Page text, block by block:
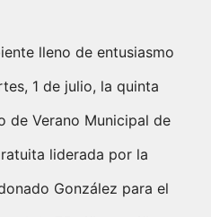
lleno de entusiasmo
1 de julio, la quinta
de Verano Municipal de
liderada por la
González para el